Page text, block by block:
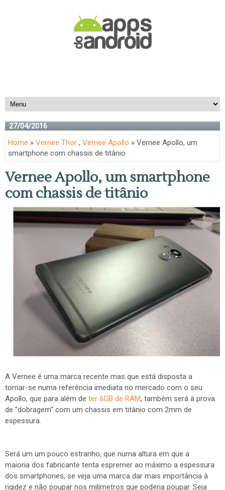
27/04/2016
Home » Vernee Thor , Vernee Apollo » Vernee Apollo, um
smartphone com chassis de titânio
Vernee Apollo, um smartphone
com chassis de titânio
A Vernee é uma marca recente mas que está disposta a
tornar-se numa referência imediata no mercado com o seu
Apollo, que para além de ter 6GB de RAM, também será à prova
de "dobragem" com um chassis em titânio com 2mm de
espessura.
Será um um pouco estranho, que numa altura em que a
maioria dos fabricante tenta espremer ao máximo a espessura
dos smartphones, se veja uma marca dar mais importância à
rigidez e não poupar nos milímetros que poderia poupar. Seja